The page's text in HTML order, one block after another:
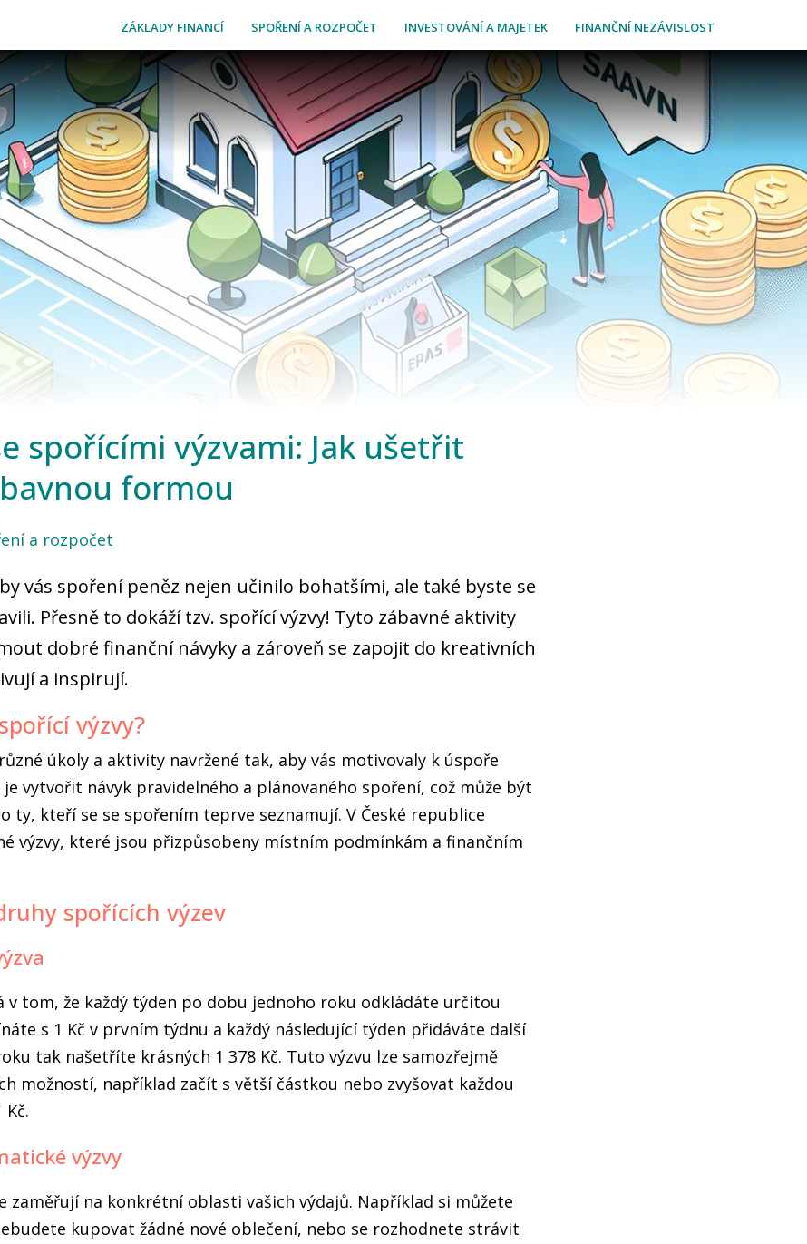
ZÁKLADY FINANCÍ SPOŘENÍ A ROZPOČET INVESTOVÁNÍ A MAJETEK FINANČNÍ NEZÁVISLOST
spořícími výzvami: Jak ušetřit
formou
a rozpočet
vás spoření peněz nejen učinilo bohatšími, ale také byste se
Přesně to dokáží tzv. spořící výzvy! Tyto zábavné aktivity
dobré finanční návyky a zároveň se zapojit do kreativních
a inspirují.
výzvy?
úkoly a aktivity navržené tak, aby vás motivovaly k úspoře
je vytvořit návyk pravidelného a plánovaného spoření, což může být
ty, kteří se se spořením teprve seznamují. V České republice
výzvy, které jsou přizpůsobeny místním podmínkám a finančním
spořících výzev
v tom, že každý týden po dobu jednoho roku odkládáte určitou
s 1 Kč v prvním týdnu a každý následující týden přidáváte další
tak našetříte krásných 1 378 Kč. Tuto výzvu lze samozřejmě
možností, například začít s větší částkou nebo zvyšovat každou
Kč.
výzvy
zaměřují na konkrétní oblasti vašich výdajů. Například si můžete
kupovat žádné nové oblečení, nebo se rozhodnete strávit